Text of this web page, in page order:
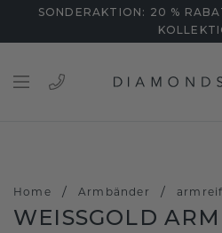
SONDERAKTION: 20 %
Home / Armbänder / armreif
WEISSGOLD